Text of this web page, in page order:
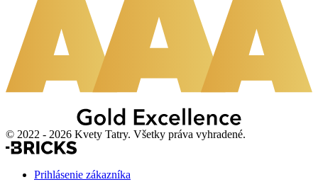
© 2022 - 2026 Kvety Tatry. Všetky práva vyhradené.
Prihlásenie zákazníka